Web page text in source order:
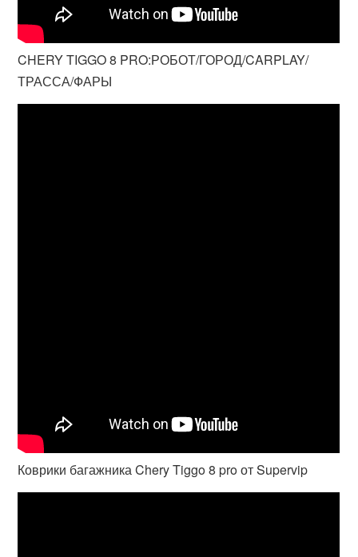
CHERY TIGGO 8 PRO:РОБОТ/ГОРОД/CARPLAY/
ТРАССА/ФАРЫ
Коврики багажника Chery Tiggo 8 pro от Supervip